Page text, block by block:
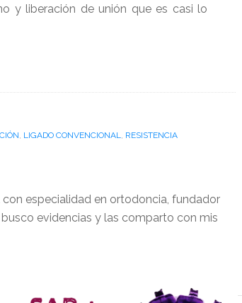
y liberación de unión que es casi lo
, LIGADO CONVENCIONAL, RESISTENCIA
especialidad en ortodoncia, fundador
evidencias y las comparto con mis